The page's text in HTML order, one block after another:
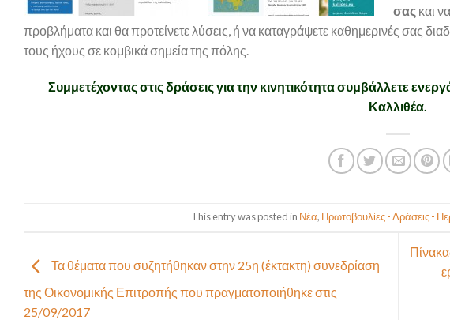
σας και
προβλήματα και θα προτείνετε λύσεις, ή να καταγράψετε καθημερινές σας
τους ήχους σε κομβικά σημεία της πόλης.
Συμμετέχοντας στις δράσεις για την κινητικότητα συμβάλλετε
Καλλιθέα.
This entry was posted in Νέα, Πρωτοβουλίες - Δράσεις -
Τα θέματα που συζητήθηκαν στην 25η (έκτακτη) συνεδρίαση
της Οικονομικής Επιτροπής που πραγματοποιήθηκε στις
25/09/2017